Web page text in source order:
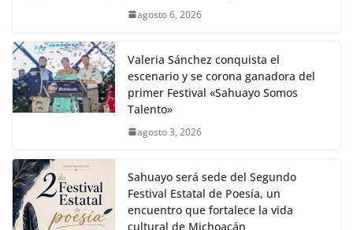
agosto 6, 2026
Valeria Sánchez conquista el
escenario y se corona ganadora del
primer Festival «Sahuayo Somos
Talento»
agosto 3, 2026
Sahuayo será sede del Segundo
Festival Estatal de Poesía, un
encuentro que fortalece la vida
cultural de Michoacán